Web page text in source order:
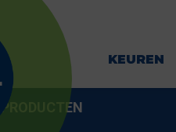
KEUREN
PRODUCTEN